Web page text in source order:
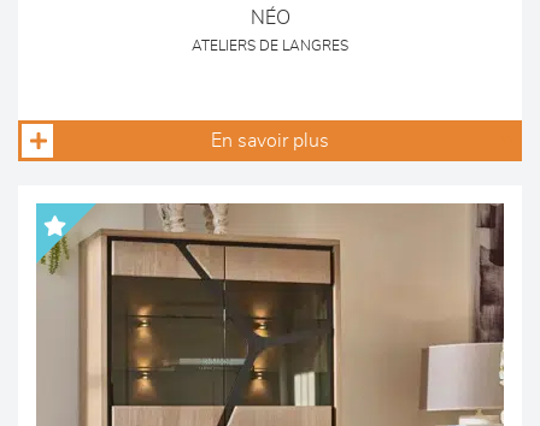
NÉO
ATELIERS DE LANGRES
En savoir plus